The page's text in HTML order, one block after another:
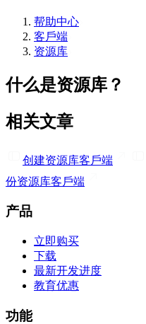
帮助中心
客戶端
资源库
什么是资源库？
相关文章
创建资源库客戶端
份资源库客戶端
产品
立即购买
下载
最新开发进度
教育优惠
功能